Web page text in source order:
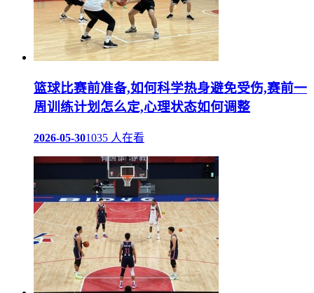
篮球比赛前准备,如何科学热身避免受伤,赛前一
周训练计划怎么定,心理状态如何调整
2026-05-301035 人在看